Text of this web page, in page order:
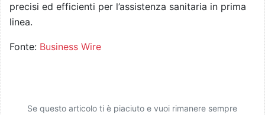
precisi ed efficienti per l’assistenza sanitaria in prima
linea.
Fonte: Business Wire
Se questo articolo ti è piaciuto e vuoi rimanere sempre